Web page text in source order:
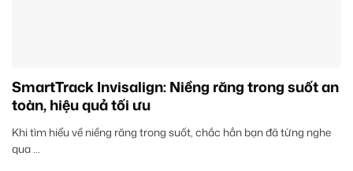
SmartTrack Invisalign: Niềng răng trong suốt an
toàn, hiệu quả tối ưu
Khi tìm hiểu về niềng răng trong suốt, chắc hẳn bạn đã từng nghe
qua ...